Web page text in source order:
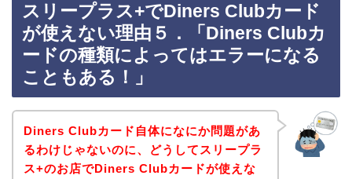
スリープラス+でDiners Clubカード
が使えない理由５．「Diners Clubカ
ードの種類によってはエラーになる
こともある！」
Diners Clubカード自体になにか問題があ
るわけじゃないのに、どうしてスリープラ
ス+のお店でDiners Clubカードが使えな